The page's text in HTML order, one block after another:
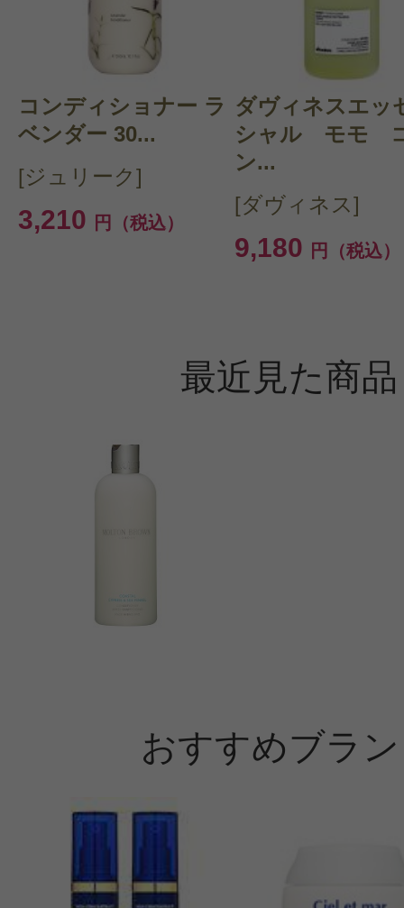
コンディショナー ラ
ベンダー 30...
[ジュリーク]
3,210 円（税込）
ダヴィネスエッ
シャル モモ
ン...
[ダヴィネス]
9,180 円（税込）
最近見た商品
おすすめブラ